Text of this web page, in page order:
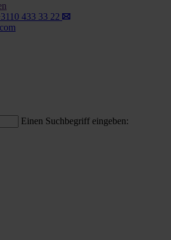
433 33 22
Einen Suchbegriff eingeben: